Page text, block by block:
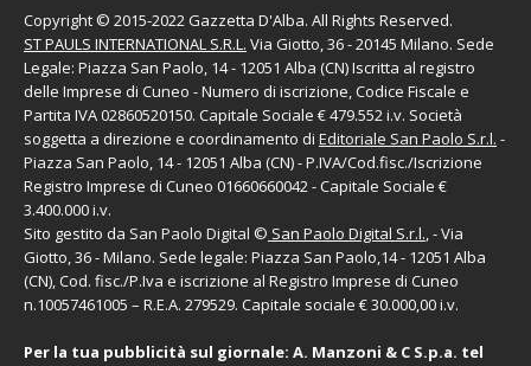
Copyright © 2015-2022 Gazzetta D'Alba. All Rights Reserved.
ST PAULS INTERNATIONAL S.R.L. Via Giotto, 36 - 20145 Milano. Sede
Legale: Piazza San Paolo, 14 - 12051 Alba (CN) Iscritta al registro
delle Imprese di Cuneo - Numero di iscrizione, Codice Fiscale e
Partita IVA 02860520150. Capitale Sociale € 479.552 i.v. Società
soggetta a direzione e coordinamento di Editoriale San Paolo S.r.l. -
Piazza San Paolo, 14 - 12051 Alba (CN) - P.IVA/Cod.fisc./Iscrizione
Registro Imprese di Cuneo 01660660042 - Capitale Sociale €
3.400.000 i.v.
Sito gestito da San Paolo Digital © San Paolo Digital S.r.l., - Via
Giotto, 36 - Milano. Sede legale: Piazza San Paolo,14 - 12051 Alba
(CN), Cod. fisc./P.Iva e iscrizione al Registro Imprese di Cuneo
n.10057461005 – R.E.A. 279529. Capitale sociale € 30.000,00 i.v.
Per la tua pubblicità sul giornale: A. Manzoni & C S.p.a. tel